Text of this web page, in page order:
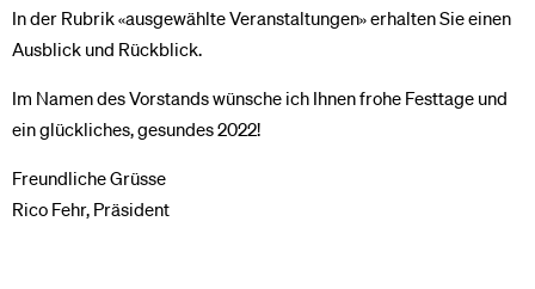
In der Rubrik «ausgewählte Veranstaltungen» erhalten Sie einen
Ausblick und Rückblick.
Im Namen des Vorstands wünsche ich Ihnen frohe Festtage und
ein glückliches, gesundes 2022!
Freundliche Grüsse
Rico Fehr, Präsident